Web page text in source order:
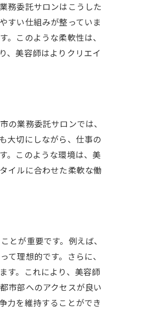
務委託サロンはこうした
すい仕組みが整っていま
このような柔軟性は、
、美容師はよりクリエイ
業務委託サロンでは、
大切にしながら、仕事の
。このような環境は、美
イルに合わせた柔軟な働
が重要です。例えば、
理想的です。さらに、
す。これにより、美容師
市部へのアクセスが良い
力を維持することができ